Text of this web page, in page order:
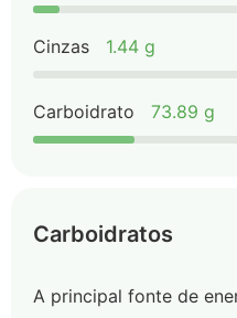
Cinzas 1.44 g
Carboidrato 73.89 g
Carboidratos
A principal fonte de